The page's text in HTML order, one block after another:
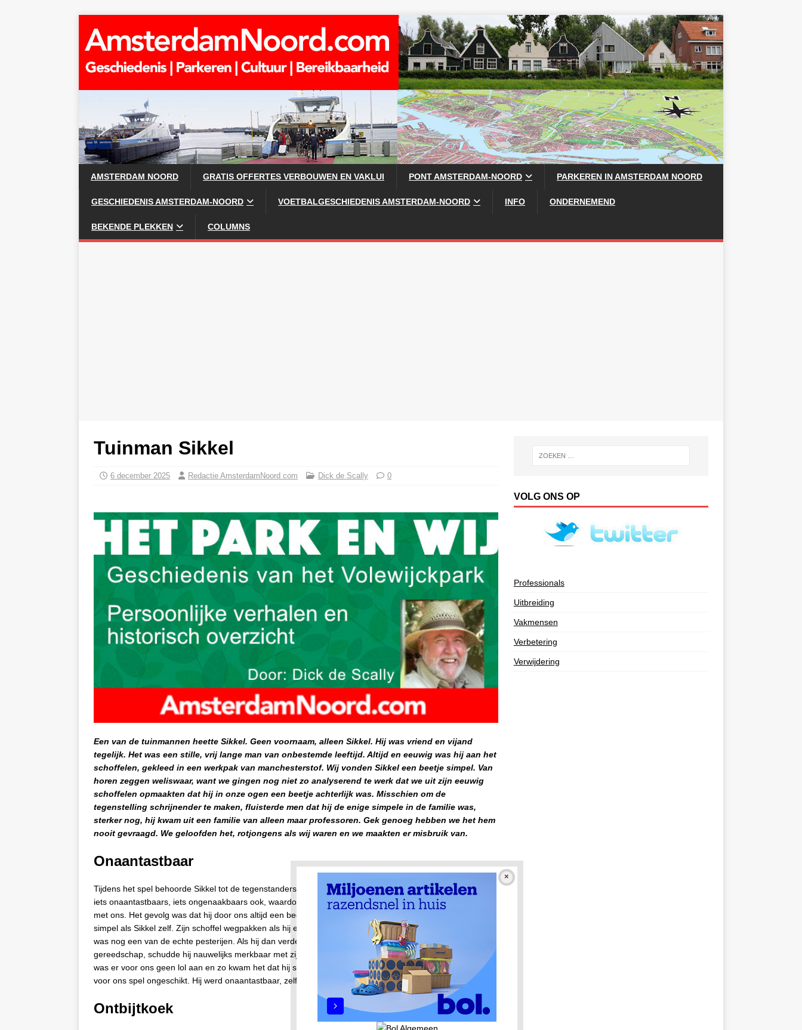
AMSTERDAM NOORD GRATIS OFFERTES VERBOUWEN EN VAKLUI PONT AMSTERDAM-NOORD PARKEREN IN AMSTERDAM NOORD
GESCHIEDENIS AMSTERDAM-NOORD VOETBALGESCHIEDENIS AMSTERDAM-NOORD INFO ONDERNEMEND
BEKENDE PLEKKEN COLUMNS
Tuinman Sikkel
6 december 2025 Redactie AmsterdamNoord com Dick de Scally 0
Een van de tuinmannen heette Sikkel. Geen voornaam, alleen Sikkel. Hij was vriend en vijand
tegelijk. Het was een stille, vrij lange man van onbestemde leeftijd. Altijd en eeuwig was hij aan het
schoffelen, gekleed in een werkpak van manchesterstof. Wij vonden Sikkel een beetje simpel. Van
horen zeggen weliswaar, want we gingen nog niet zo analyserend te werk dat we uit zijn eeuwig
schoffelen opmaakten dat hij in onze ogen een beetje achterlijk was. Misschien om de
tegenstelling schrijnender te maken, fluisterde men dat hij de enige simpele in de familie was,
sterker nog, hij kwam uit een familie van alleen maar professoren. Gek genoeg hebben we het hem
nooit gevraagd. We geloofden het, rotjongens als wij waren en we maakten er misbruik van.
Onaantastbaar
Tijdens het spel behoorde Sikkel tot de tegenstanders, maar kwaad heb ik hem nooit meegemaakt. Hij had
iets onaantastbaars, iets ongenaakbaars ook, waardoor je nooit een gesprek met hem begon en hij niet
met ons. Het gevolg was dat hij door ons altijd een beetje ‘eenvoudig’ werd gepest. Niet gemeen of ernstig,
simpel als Sikkel zelf. Zijn schoffel wegpakken als hij even niet keek en die dan verstoppen in de bosjes,
was nog een van de echte pesterijen. Als hij dan verder wilde werken en omkeek naar zijn verdwenen
gereedschap, schudde hij nauwelijks merkbaar met zijn hoofd en ging dan doodgemoedereerd zoeken. Zo
was er voor ons geen lol aan en zo kwam het dat hij steeds meer buitenstaander werd en als tegenpartij
voor ons spel ongeschikt. Hij werd onaantastbaar, zelfs als vriend.
Ontbijtkoek
VOLG ONS OP
Professionals
Uitbreiding
Vakmensen
Verbetering
Verwijdering